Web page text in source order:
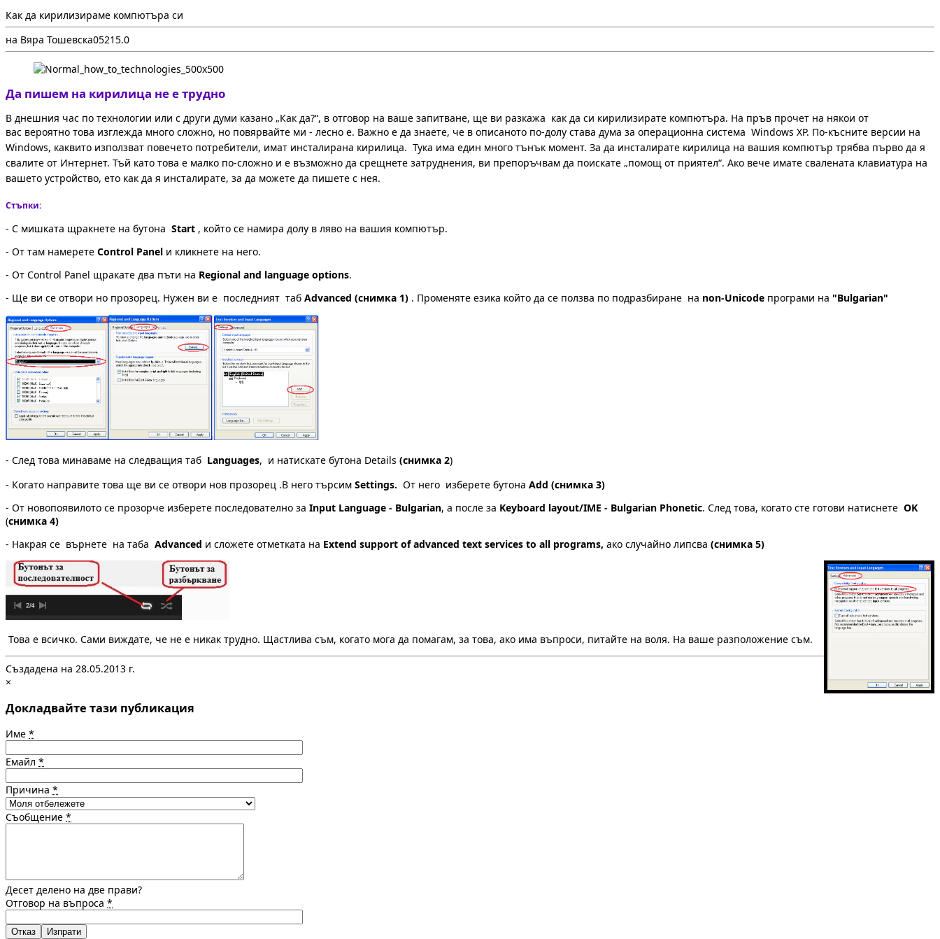
Как да кирилизираме компютъра си
на Вяра Тошевска05215.0
Да пишем на кирилица не е трудно
В днешния час по технологии или с други думи казано „Как да?“, в отговор на ваше запитване, ще ви разкажа как да си кирилизирате компютъра. На пръв прочет на някои от
вас вероятно това изглежда много сложно, но повярвайте ми - лесно е. Важно е да знаете, че в описаното по-долу става дума за операционна система Windows XP. По-късните версии на
Windows, каквито използват повечето потребители, имат инсталирана кирилица. Тука има един много тънък момент. За да инсталирате кирилица на вашия компютър трябва първо да я
свалите от Интернет. Тъй като това е малко по-сложно и е възможно да срещнете затруднения, ви препоръчвам да поискате „помощ от приятел“. Ако вече имате свалената клавиатура на
вашето устройство, ето как да я инсталирате, за да можете да пишете с нея.
Стъпки:
- С мишката щракнете на бутона Start , който се намира долу в ляво на вашия компютър.
- От там намерете Control Panel и кликнете на него.
- От Control Panel щракате два пъти на Regional and language options.
- Ще ви се отвори но прозорец. Нужен ви е последният таб Advanced (снимка 1) . Променяте езика който да се ползва по подразбиране на non-Unicode програми на "Bulgarian"
- След това минаваме на следващия таб Languages, и натискате бутона Details (снимка 2)
- Когато направите това ще ви се отвори нов прозорец .В него търсим Settings. От него изберете бутона Add (снимка 3)
- От новопоявилото се прозорче изберете последователно за Input Language - Bulgarian, а после за Keyboard layout/IME - Bulgarian Phonetic. След това, когато сте готови натиснете OK
(снимка 4)
- Накрая се върнете на таба Advanced и сложете отметката на Extend support of advanced text services to all programs, ако случайно липсва (снимка 5)
Това е всичко. Сами виждате, че не е никак трудно. Щастлива съм, когато мога да помагам, за това, ако има въпроси, питайте на воля. На ваше разположение съм.
Създадена на 28.05.2013 г.
×
Докладвайте тази публикация
Име *
Емайл *
Причина *
Съобщение *
Десет делено на две прави?
Отговор на въпроса *
Отказ